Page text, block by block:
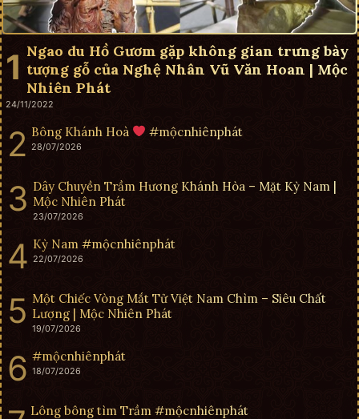
Ngao du Hồ Gươm gặp không gian trưng bày
tượng gỗ của Nghệ Nhân Vũ Văn Hoan | Mộc
Nhiên Phát
24/11/2022
Bông Khánh Hoà #mộcnhiênphát
28/07/2026
Dây Chuyền Trầm Hương Khánh Hòa – Mặt Kỳ Nam |
Mộc Nhiên Phát
23/07/2026
Kỳ Nam #mộcnhiênphát
22/07/2026
Một Chiếc Vòng Mắt Tử Việt Nam Chìm – Siêu Chất
Lượng | Mộc Nhiên Phát
19/07/2026
#mộcnhiênphát
18/07/2026
Lông bông tìm Trầm #mộcnhiênphát